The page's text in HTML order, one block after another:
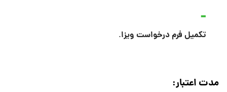
تکمیل فرم درخواست ویزا.
مدت اعتبار: